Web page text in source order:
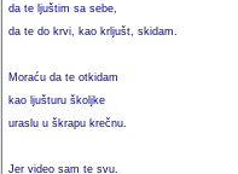
da te ljuštim sa sebe,
da te do krvi, kao krljušt, skidam.
Moraću da te otkidam
kao ljušturu školjke
uraslu u škrapu krečnu.
Jer video sam te svu.